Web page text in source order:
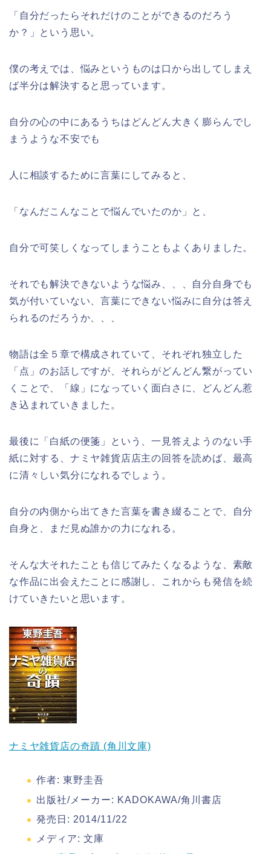
「自分だったらそれだけのことができるのだろう
か？」という思い。
僕の考えでは、悩みというものは口から出してしまえ
ば半分は解決すると思っています。
自分の心の中にあるうちはどんどん大きく膨らんでし
まうような不安でも
人に相談するために言葉にしてみると、
「なんだこんなことで悩んでいたのか」と、
自分で可笑しくなってしまうこともよくありました。
それでも解決できないような悩み、、、自分自身でも
気が付いていない、言葉にできない悩みに自分は答え
られるのだろうか、、、
物語は全５章で構成されていて、それぞれ独立した
「点」のお話しですが、それらがどんどん繋がってい
くことで、「線」になっていく面白さに、どんどん惹
き込まれていきました。
最後に「白紙の便箋」という、一見答えようのない手
紙に対する、ナミヤ雑貨店店主の回答を読めば、最高
に清々しい気分になれるでしょう。
自分の内側から出てきた言葉を書き綴ることで、自分
自身と、まだ見ぬ誰かの力になれる。
そんな大それたことも信じてみたくなるような、素敵
な作品に出会えたことに感謝し、これからも発信を続
けていきたいと思います。
ナミヤ雑貨店の奇蹟 (角川文庫)
作者: 東野圭吾
出版社/メーカー: KADOKAWA/角川書店
発売日: 2014/11/22
メディア: 文庫